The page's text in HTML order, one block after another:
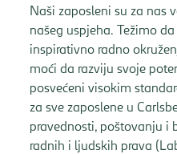
Naši zaposleni su za nas
našeg uspjeha. Težimo
inspirativno radno
moći da razviju svoje
posvećeni visokim
za sve zaposlene u
pravednosti, poštovanju i
radnih i ljudskih prava